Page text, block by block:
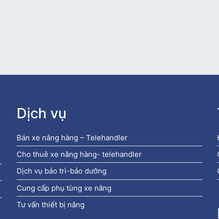
Dịch vụ
Bán xe nâng hàng – Telehandler
Cho thuê xe nâng hàng- telehandler
Dịch vụ bảo trì-bảo dưỡng
Cung cấp phụ tùng xe nâng
Tư vấn thiết bị nâng